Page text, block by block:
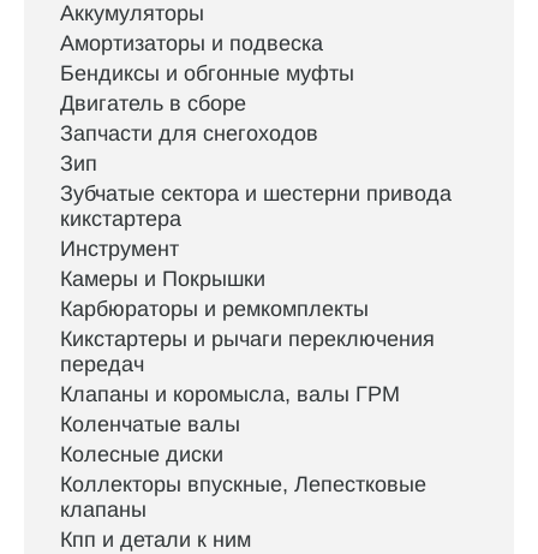
Аккумуляторы
Амортизаторы и подвеска
Бендиксы и обгонные муфты
Двигатель в сборе
Запчасти для снегоходов
Зип
Зубчатые сектора и шестерни привода
кикстартера
Инструмент
Камеры и Покрышки
Карбюраторы и ремкомплекты
Кикстартеры и рычаги переключения
передач
Клапаны и коромысла, валы ГРМ
Коленчатые валы
Колесные диски
Коллекторы впускные, Лепестковые
клапаны
Кпп и детали к ним